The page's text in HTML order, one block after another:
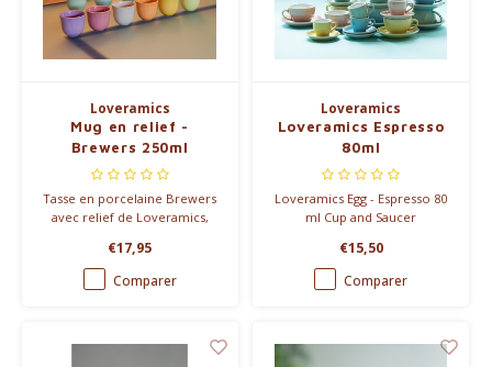
Petit déjeuner
Outdoor accessoires
Happy stuff
Loveramics
Mug en relief -
Brewers 250ml
Tasse en porcelaine Brewers
avec relief de Loveramics,
et évasée pour profiter d'un
agréable arôme de café et
encore de la place pour un
€17,95
Comparer
Loveramics
Loveramics Espresso
80ml
Loveramics Egg - Espresso 80
ml Cup and Saucer
€15,50
Comparer